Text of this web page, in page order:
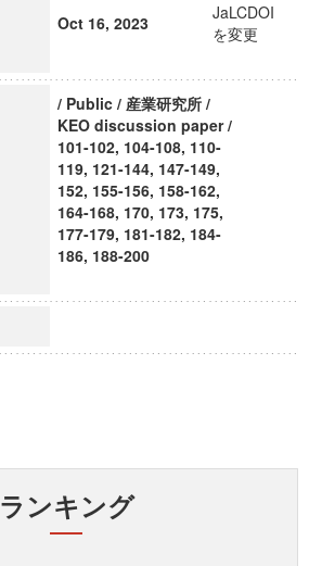
Oct 16, 2023
JaLCDOI
を変更
/ Public / 産業研究所 /
KEO discussion paper /
101-102, 104-108, 110-
119, 121-144, 147-149,
152, 155-156, 158-162,
164-168, 170, 173, 175,
177-179, 181-182, 184-
186, 188-200
ランキング